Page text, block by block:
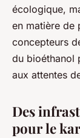
écologique,
en matière de
concepteurs
du bioéthanol
aux attentes
Des
pour le